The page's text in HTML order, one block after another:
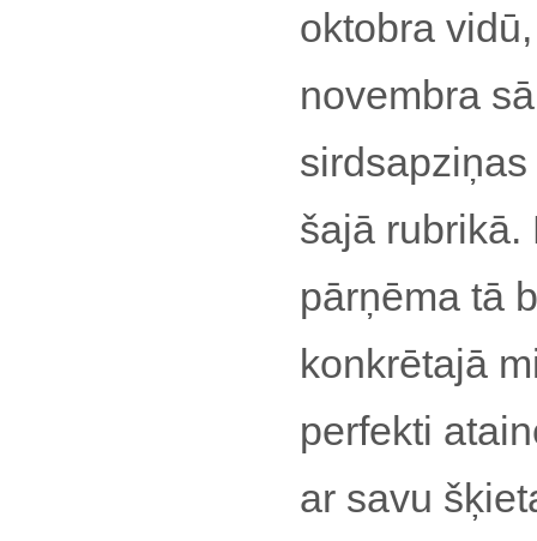
oktobra
novembra
šajā
pārņēma tā
konkrētajā
perfekti
ar savu